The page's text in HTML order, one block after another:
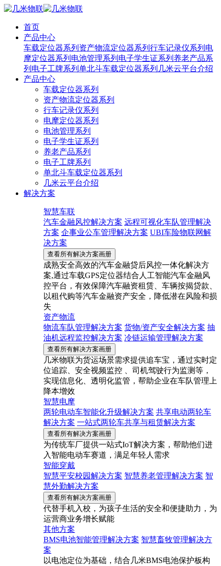
首页
产品中心
车载定位器系列 资产物流定位器系列 行车记录仪系列 电
摩定位器系列 电池管理系列 电子学生证系列 养老产品系
列 电子工牌系列 单北斗车载定位器系列 几米云平台介绍
产品中心
车载定位器系列
资产物流定位器系列
行车记录仪系列
电摩定位器系列
电池管理系列
电子学生证系列
养老产品系列
电子工牌系列
单北斗车载定位器系列
几米云平台介绍
解决方案
智慧车联
汽车金融风控解决方案 远程可视化车队管理解决
方案 企事业公车管理解决方案 UBI车险物联网解
决方案
查看所有解决方案画册
成熟安全高效的汽车金融贷后风控一体化解决方
案,通过车载GPS定位器结合人工智能汽车金融风
控平台，有效保障汽车融资租赁、车辆按揭贷款、
以租代购等汽车金融资产安全，降低潜在风险和损
失
资产物流
物流车队管理解决方案 货物/资产安全解决方案 抽
油机远程监控解决方案 冷链运输管理解决方案
查看所有解决方案画册
几米物联为货运场景需求提供追车宝，通过实时定
位追踪、安全视频监控 、司机驾驶行为监测等，
实现信息化、透明化监管，帮助企业在车队管理上
降本增效
智慧电摩
两轮电动车智能化升级解决方案 共享电动两轮车
解决方案 一站式两轮车共享与租赁解决方案
查看所有解决方案画册
为传统车厂提供一站式IoT解决方案，帮助他们进
入智能电动车赛道，满足年轻人需求
智能穿戴
智慧平安校园解决方案 智慧养老管理解决方案 智
慧外勤解决方案
查看所有解决方案画册
代替手机入校，为孩子生活的安全和便捷助力，为
运营商业务增长赋能
其他方案
BMS电池智能管理解决方案 智慧畜牧管理解决方
案
以电池定位为基础，结合几米BMS电池保护板构